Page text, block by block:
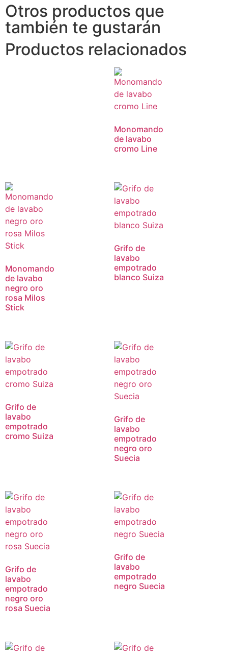
Otros productos que
también te gustarán
Productos relacionados
Monomando
de lavabo
cromo Line
Monomando
de lavabo
negro oro
rosa Milos
Stick
Grifo de
lavabo
empotrado
blanco Suiza
Grifo de
lavabo
empotrado
cromo Suiza
Grifo de
lavabo
empotrado
negro oro
Suecia
Grifo de
lavabo
empotrado
negro oro
rosa Suecia
Grifo de
lavabo
empotrado
negro Suecia